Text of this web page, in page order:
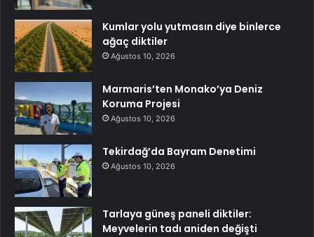
Kumlar yolu yutmasın diye binlerce
ağaç diktiler
Ağustos 10, 2026
Marmaris’ten Monako’ya Deniz
Koruma Projesi
Ağustos 10, 2026
Tekirdağ’da Bayram Denetimi
Ağustos 10, 2026
Tarlaya güneş paneli diktiler:
Meyvelerin tadı aniden değişti